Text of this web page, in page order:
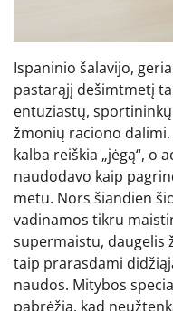
Ispaninio šalavijo,
pastarąjį dešimtmetį
entuziastų,
žmonių raciono dalimi.
kalba reiškia „jėgą“, o
naudodavo kaip
metu. Nors šiandien
vadinamos tikru
supermaistu, daugelis
taip prarasdami
naudos. Mitybos
pabrėžia, kad